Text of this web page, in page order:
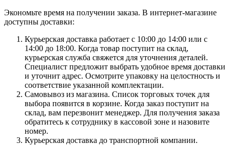
Экономьте время на получении заказа. В интернет-магазине
доступны доставки:
Курьерская доставка работает с 10:00 до 14:00 или с
14:00 до 18:00. Когда товар поступит на склад,
курьерская служба свяжется для уточнения деталей.
Специалист предложит выбрать удобное время доставки
и уточнит адрес. Осмотрите упаковку на целостность и
соответствие указанной комплектации.
Самовывоз из магазина. Список торговых точек для
выбора появится в корзине. Когда заказ поступит на
склад, вам перезвонит менеджер. Для получения заказа
обратитесь к сотруднику в кассовой зоне и назовите
номер.
Курьерская доставка до транспортной компании.